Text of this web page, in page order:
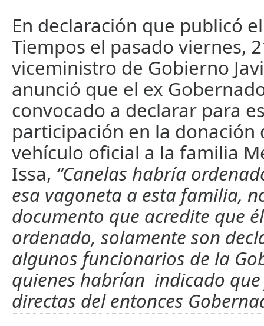
En declaración que publicó
Tiempos el pasado viernes,
viceministro de Gobierno
anunció que el ex
convocado a declarar para
participación en la donación
vehículo oficial a la familia
Issa, “Canelas habría
esa vagoneta a esta familia,
documento que acredite que
ordenado, solamente son
algunos funcionarios de la
quienes habrían indicado
directas del entonces